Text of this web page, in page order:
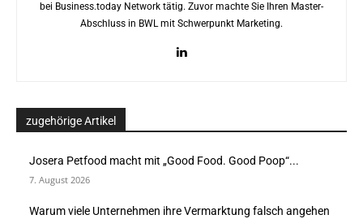
bei Business.today Network tätig. Zuvor machte Sie Ihren Master-
Abschluss in BWL mit Schwerpunkt Marketing.
zugehörige Artikel
Josera Petfood macht mit „Good Food. Good Poop“...
7. August 2026
Warum viele Unternehmen ihre Vermarktung falsch angehen